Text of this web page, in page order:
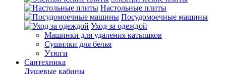
Настольные плиты
Посудомоечные машины
Уход за одеждой
Машинки для удаления катышков
Сушилки для белья
Утюги
Сантехника
Душевые кабины